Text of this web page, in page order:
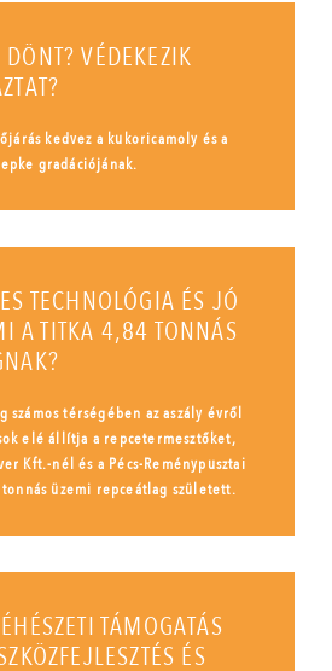
VÉDEKEZIK
kedvez a kukoricamoly és a
gradációjának.
TECHNOLÓGIA ÉS JÓ
A TITKA 4,84 TONNÁS
számos térségében az aszály évről
elé állítja a repcetermesztőket,
Kft.-nél és a Pécs-Reménypusztai
üzemi repceátlag született.
TÁMOGATÁS
ÉS